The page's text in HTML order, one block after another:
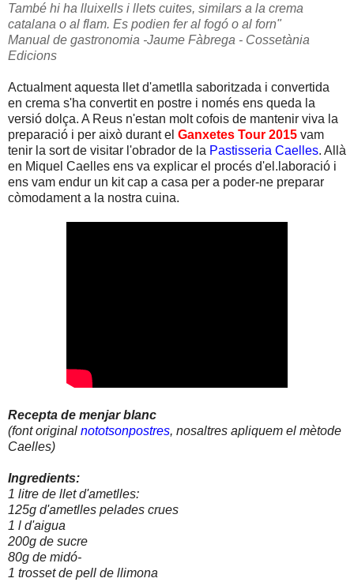
També hi ha lluixells i llets cuites, similars a la crema
catalana o al flam. Es podien fer al fogó o al forn"
Manual de gastronomia -Jaume Fàbrega - Cossetània
Edicions
Actualment aquesta llet d'ametlla saboritzada i convertida
en crema s'ha convertit en postre i només ens queda la
versió dolça. A Reus n'estan molt cofois de mantenir viva la
preparació i per això durant el Ganxetes Tour 2015 vam
tenir la sort de visitar l'obrador de la Pastisseria Caelles. Allà
en Miquel Caelles ens va explicar el procés d'el.laboració i
ens vam endur un kit cap a casa per a poder-ne preparar
còmodament a la nostra cuina.
Recepta de menjar blanc
(font original nototsonpostres, nosaltres apliquem el mètode
Caelles)
Ingredients:
1 litre de llet d'ametlles:
125g d'ametlles pelades crues
1 l d'aigua
200g de sucre
80g de midó-
1 trosset de pell de llimona